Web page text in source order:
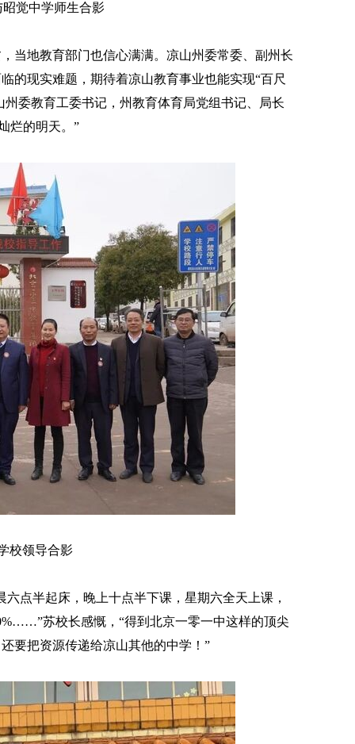
觉中学师生合影
当地教育部门也信心满满。凉山州委常委、副州长
的现实难题，期待着凉山教育事业也能实现“百尺
委教育工委书记，州教育体育局党组书记、局长
烂的明天。”
校领导合影
点半起床，晚上十点半下课，星期六全天上课，
苏校长感慨，“得到北京一零一中这样的顶尖
要把资源传递给凉山其他的中学！”